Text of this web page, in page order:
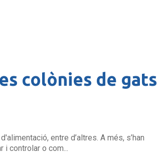
colònies de gats
entre d’altres. A més, s’han
o com...